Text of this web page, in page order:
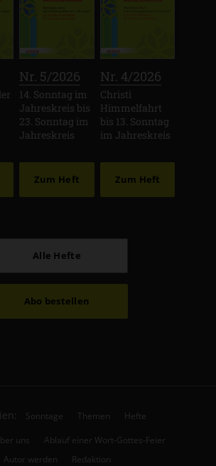
Nr. 5/2026
14. Sonntag im
Jahreskreis bis
23. Sonntag im
Jahreskreis
Zum Heft
Nr. 4/2026
Christi
Himmelfahrt
bis 13. Sonntag
im Jahreskreis
Zum Heft
Alle Hefte
Abo bestellen
Sonntage Themen Hefte
uns
Ablauf einer Wort-Gottes-Feier
Autor werden
Redaktion